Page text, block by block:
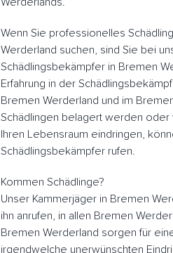
Werderlands.
Wenn Sie professionelles
Werderland suchen, sind Sie bei
Schädlingsbekämpfer in Bremen
Erfahrung in der
Bremen Werderland und im
Schädlingen belagert werden
Ihren Lebensraum eindringen,
Schädlingsbekämpfer rufen.
Kommen Schädlinge?
Unser Kammerjäger in Bremen
ihn anrufen, in allen Bremen
Bremen Werderland sorgen für
irgendwelche unerwünschten